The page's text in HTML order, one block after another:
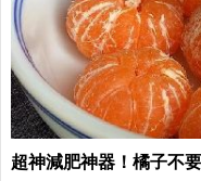
超神減肥神器！橘子不